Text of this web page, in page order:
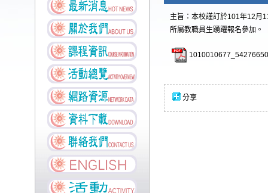
主旨：本校謹訂於101年12月
所屬教職員生踴躍報名參加。
分享